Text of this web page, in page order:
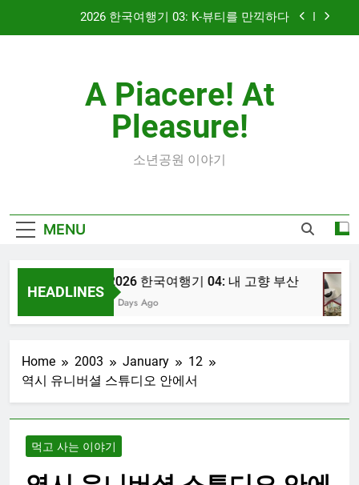
2026 한국여행기 03: K-뷰티를 만끽하다
2026 한국여행기 02: 82쿡 덕분에 만난 사람들
2026 한국여행기 04: 내 고향 부산
2026 한국여행기 03: K-뷰티를 만끽하다
2026 한국여행기 02: 82쿡 덕분에 만난 사람들
A Piacere! At
Pleasure!
소년공원 이야기
MENU
HEADLINES
2026 한국여행기 04: 내 고향 부산
4 Days Ago
Home 2003 January
12
역시 유니버셜 스튜디오 안에서
먹고 사는 이야기